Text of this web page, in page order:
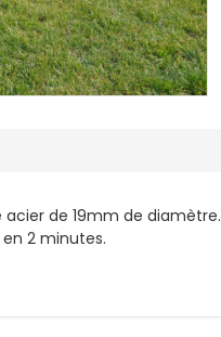
de 19mm de diamètre.
2 minutes.